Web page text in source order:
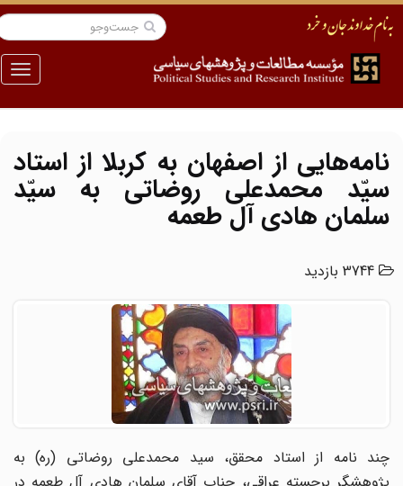
منو
نامه‌هایی از اصفهان به کربلا از استاد
سیّد محمدعلی روضاتی به سیّد
سلمان هادی آل طعمه
3744 بازدید
چند نامه از استاد محقق، سید محمدعلی روضاتی (ره) به